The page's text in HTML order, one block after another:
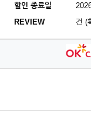
할인 종료일
REVIEW
건 (